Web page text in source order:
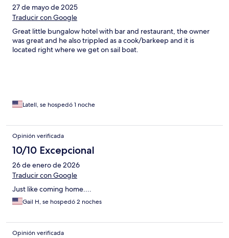
27 de mayo de 2025
Traducir con Google
Great little bungalow hotel with bar and restaurant, the owner
was great and he also trippled as a cook/barkeep and it is
located right where we get on sail boat.
Latell, se hospedó 1 noche
Opinión verificada
10/10 Excepcional
26 de enero de 2026
Traducir con Google
Just like coming home....
Gail H, se hospedó 2 noches
Opinión verificada